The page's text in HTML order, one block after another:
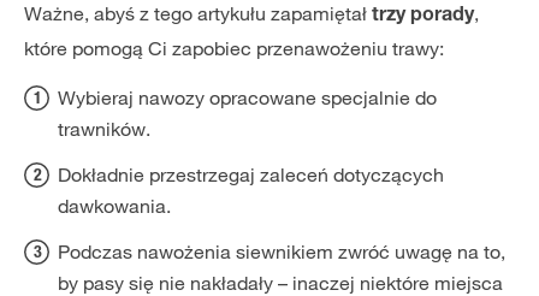
Ważne, abyś z tego artykułu zapamiętał trzy porady,
które pomogą Ci zapobiec przenawożeniu trawy:
Wybieraj nawozy opracowane specjalnie do
trawników.
Dokładnie przestrzegaj zaleceń dotyczących
dawkowania.
Podczas nawożenia siewnikiem zwróć uwagę na to,
by pasy się nie nakładały – inaczej niektóre miejsca